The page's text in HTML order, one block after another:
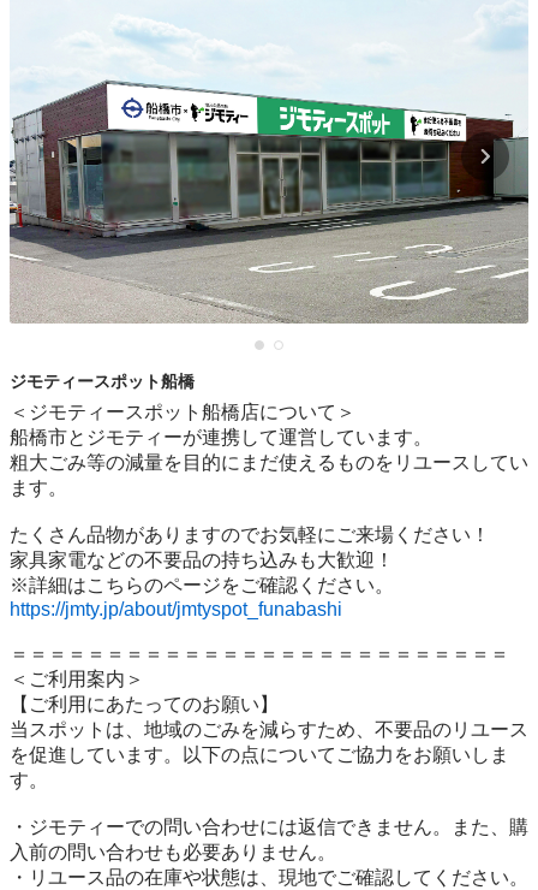
ジモティースポット船橋
＜ジモティースポット船橋店について＞
船橋市とジモティーが連携して運営しています。
粗⼤ごみ等の減量を⽬的にまだ使えるものをリユースしてい
ます。
たくさん品物がありますのでお気軽にご来場ください！
家具家電などの不要品の持ち込みも大歓迎！
https://jmty.jp/about/jmtyspot_funabashi
＝＝＝＝＝＝＝＝＝＝＝＝＝＝＝＝＝＝＝＝＝＝＝＝＝＝
＜ご利用案内＞
【ご利用にあたってのお願い】
当スポットは、地域のごみを減らすため、不要品のリユース
を促進しています。以下の点についてご協力をお願いしま
す。
・ジモティーでの問い合わせには返信できません。また、購
入前の問い合わせも必要ありません。
・リユース品の在庫や状態は、現地でご確認してください。